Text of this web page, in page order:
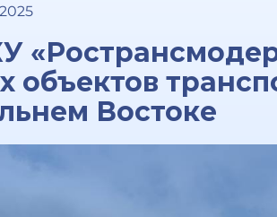
объектов
Востоке